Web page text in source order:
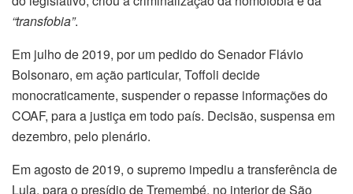
“transfobia”.
Em julho de 2019, por um pedido do Senador Flávio
Bolsonaro, em ação particular, Toffoli decide
monocraticamente, suspender o repasse informações do
COAF, para a justiça em todo país. Decisão, suspensa em
dezembro, pelo plenário.
Em agosto de 2019, o supremo impediu a transferência de
Lula, para o presídio de Tremembé, no interior de São